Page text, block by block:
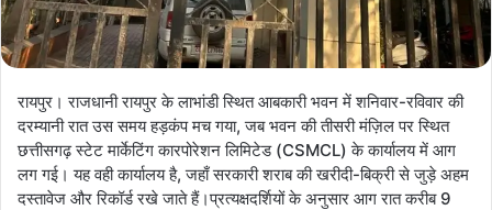
रायपुर। राजधानी रायपुर के लाभांडी स्थित आबकारी भवन में शनिवार-रविवार की
दरम्यानी रात उस समय हड़कंप मच गया, जब भवन की तीसरी मंज़िल पर स्थित
छत्तीसगढ़ स्टेट मार्केटिंग कारपोरेशन लिमिटेड (CSMCL) के कार्यालय में आग
लग गई। यह वही कार्यालय है, जहाँ सरकारी शराब की खरीदी-बिक्री से जुड़े अहम
दस्तावेज और रिकॉर्ड रखे जाते हैं।प्रत्यक्षदर्शियों के अनुसार आग रात करीब 9